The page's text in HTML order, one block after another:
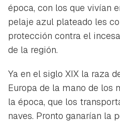
época, con los que vivían
pelaje azul plateado les
protección contra el
de la región.
Ya en el siglo XIX la raza
Europa de la mano de los
la época, que los
naves. Pronto ganarían la